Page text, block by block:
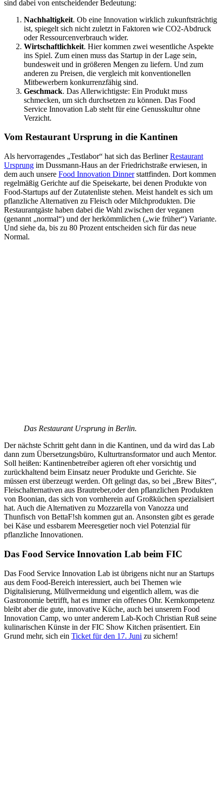
sind dabei von entscheidender Bedeutung:
Nachhaltigkeit. Ob eine Innovation wirklich zukunftsträchtig
ist, spiegelt sich nicht zuletzt in Faktoren wie CO2-Abdruck
oder Ressourcenverbrauch wider.
Wirtschaftlichkeit. Hier kommen zwei wesentliche Aspekte
ins Spiel. Zum einen muss das Startup in der Lage sein,
bundesweit und in größeren Mengen zu liefern. Und zum
anderen zu Preisen, die vergleich mit konventionellen
Mitbewerbern konkurrenzfähig sind.
Geschmack. Das Allerwichtigste: Ein Produkt muss
schmecken, um sich durchsetzen zu können. Das Food
Service Innovation Lab steht für eine Genusskultur ohne
Verzicht.
Vom Restaurant Ursprung in die Kantinen
Als hervorragendes „Testlabor“ hat sich das BerlinerRestaurant
Ursprung im Dussmann-Haus an der Friedrichstraße erwiesen, in
dem auch unsere Food Innovation Dinnerstattfinden. Dort kommen
regelmäßig Gerichte auf die Speisekarte, bei denen Produkte von
Food-Startups auf der Zutatenliste stehen. Meist handelt es sich um
pflanzliche Alternativen zu Fleisch oder Milchprodukten. Die
Restaurantgäste haben dabei die Wahl zwischen der veganen
(genannt „normal“) und der herkömmlichen („wie früher“) Variante.
Und siehe da, bis zu 80 Prozent entscheiden sich für das neue
Normal.
Das Restaurant Ursprung in Berlin.
Der nächste Schritt geht dann in die Kantinen, und da wird das Lab
dann zum Übersetzungsbüro, Kulturtransformator und auch Mentor.
Soll heißen: Kantinenbetreiber agieren oft eher vorsichtig und
zurückhaltend beim Einsatz neuer Produkte und Gerichte. Sie
müssen erst überzeugt werden. Oft gelingt das, so bei „Brew Bites“,
Fleischalternativen aus Brautreber,oder den pflanzlichen Produkten
von Boonian, das sich von vornherein auf Großküchen spezialisiert
hat. Auch die Alternativen zu Mozzarella von Vanozza und
Thunfisch von BettaF!sh kommen gut an. Ansonsten gibt es gerade
bei Käse und essbarem Meeresgetier noch viel Potenzial für
pflanzliche Innovationen.
Das Food Service Innovation Lab beim FIC
Das Food Service Innovation Lab ist übrigens nicht nur an Startups
aus dem Food-Bereich interessiert, auch bei Themen wie
Digitalisierung, Müllvermeidung und eigentlich allem, was die
Gastronomie betrifft, hat es immer ein offenes Ohr. Kernkompetenz
bleibt aber die gute, innovative Küche, auch bei unserem Food
Innovation Camp, wo unter anderem Lab-Koch Christian Ruß seine
kulinarischen Künste in der FIC Show Kitchen präsentiert. Ein
Grund mehr, sich ein Ticket für den 17. Juni zu sichern!